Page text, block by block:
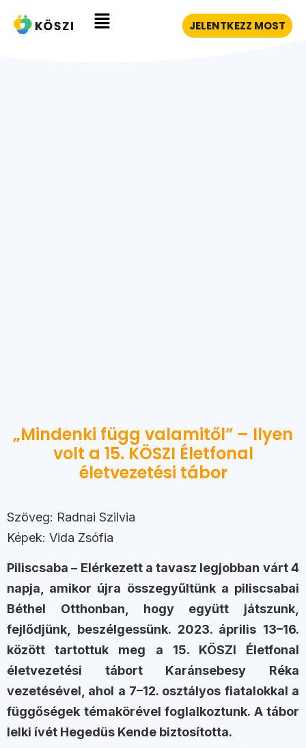
JELENTKEZZ MOST
„Mindenki függ valamitől” – Ilyen
volt a 15. KÖSZI Életfonal
életvezetési tábor
Szöveg: Radnai Szilvia
Képek: Vida Zsófia
Piliscsaba – Elérkezett a tavasz legjobban várt 4
napja, amikor újra összegyűltünk a piliscsabai
Béthel Otthonban, hogy együtt játszunk,
fejlődjünk, beszélgessünk. 2023. április 13–16.
között tartottuk meg a 15. KÖSZI Életfonal
életvezetési tábort Karánsebesy Réka
vezetésével, ahol a 7–12. osztályos fiatalokkal a
függőségek témakörével foglalkoztunk. A tábor
lelki ívét Hegedüs Kende biztosította.